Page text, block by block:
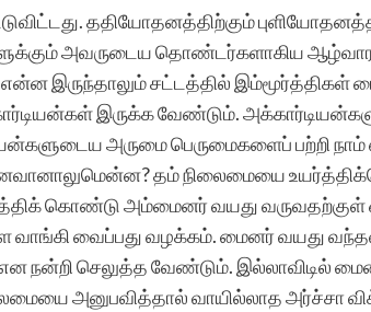
ததியோதனத்திற்கும்
அவருடைய தொண்டர்களாகிய
என்ன இருந்தாலும் சட்டத்தில் இம்மூர்த்திகள்
இருக்க வேண்டும்.
அருமை பெருமைகளைப் பற்றி
தம் நிலைமையை
கொண்டு அம்மைனர் வயது வருவதற்குள்
வைப்பது வழக்கம். மைனர் வயது
நன்றி செலுத்த வேண்டும். இல்லாவிடில்
அனுபவித்தால் வாயில்லாத அர்ச்சா